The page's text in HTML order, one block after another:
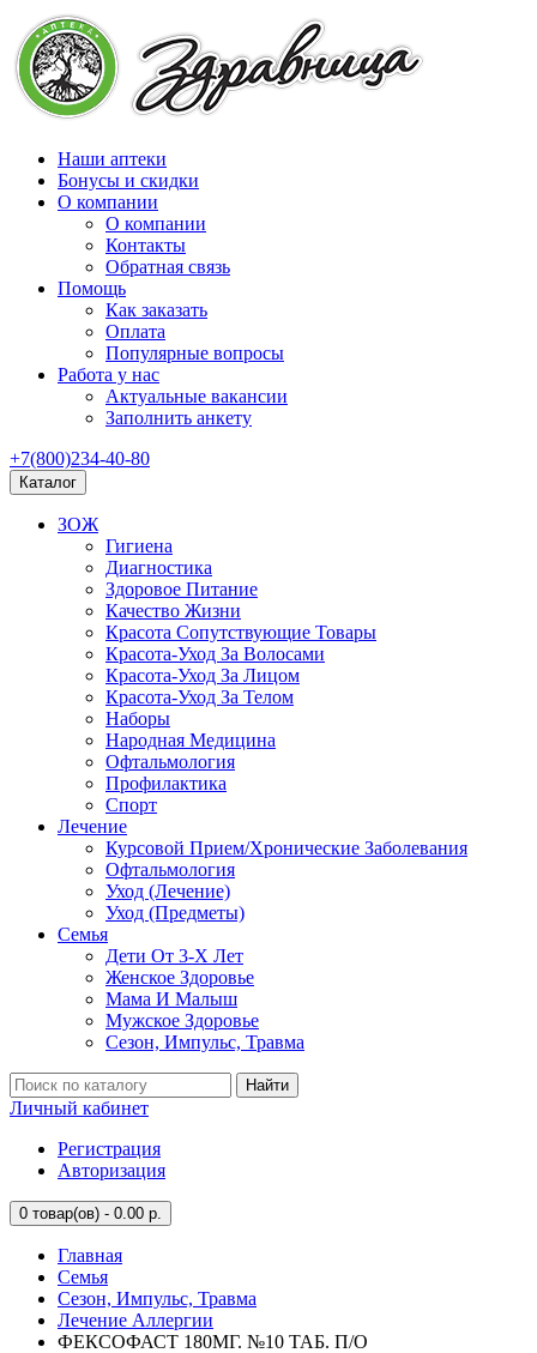
Наши аптеки
Бонусы и скидки
О компании
О компании
Контакты
Обратная связь
Помощь
Как заказать
Оплата
Популярные вопросы
Работа у нас
Актуальные вакансии
Заполнить анкету
+7(800)234-40-80
Каталог
ЗОЖ
Гигиена
Диагностика
Здоровое Питание
Качество Жизни
Красота Сопутствующие Товары
Красота-Уход За Волосами
Красота-Уход За Лицом
Красота-Уход За Телом
Наборы
Народная Медицина
Офтальмология
Профилактика
Спорт
Лечение
Курсовой Прием/Хронические Заболевания
Офтальмология
Уход (Лечение)
Уход (Предметы)
Семья
Дети От 3-Х Лет
Женское Здоровье
Мама И Малыш
Мужское Здоровье
Сезон, Импульс, Травма
Найти
Личный кабинет
Регистрация
Авторизация
0 товар(ов) - 0.00 р.
Главная
Семья
Сезон, Импульс, Травма
Лечение Аллергии
ФЕКСОФАСТ 180МГ. №10 ТАБ. П/О